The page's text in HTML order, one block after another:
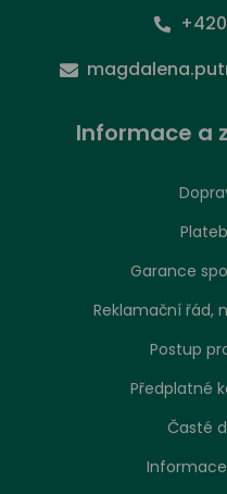
Informace a
Garance
Reklamační řád,
Postup
Předplatné
Časté